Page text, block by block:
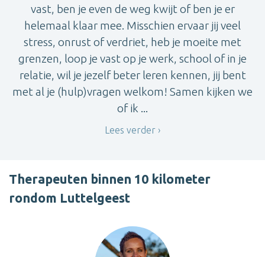
vast, ben je even de weg kwijt of ben je er
helemaal klaar mee. Misschien ervaar jij veel
stress, onrust of verdriet, heb je moeite met
grenzen, loop je vast op je werk, school of in je
relatie, wil je jezelf beter leren kennen, jij bent
met al je (hulp)vragen welkom! Samen kijken we
of ik ...
Lees verder
Therapeuten binnen 10 kilometer
rondom Luttelgeest